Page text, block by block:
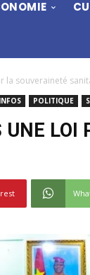
la souveraineté
INFOS POLITIQUE
LOI